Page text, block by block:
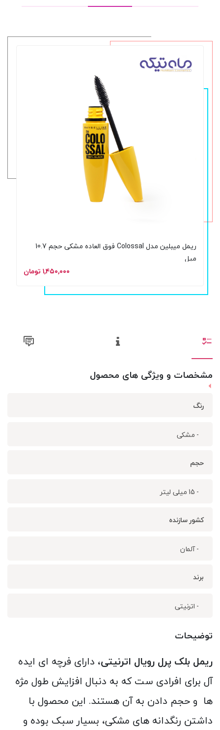
ریمل میبلین مدل Colossal فوق العاده مشکی حجم 10.7
میل
۱,۴۵۰,۰۰۰ تومان
مشخصات و ویژگی های محصول
رنگ
- مشکی
حجم
- 15 میلی لیتر
کشور سازنده
- آلمان
برند
- اترنیتی
توضیحات
ریمل بلک پرل رویال اترنیتی، دارای فرچه ای ایده
آل برای افرادی ست که به دنبال افزایش طول مژه
ها و حجم دادن به آن هستند. این محصول با
داشتن رنگدانه های مشکی، بسیار سبک بوده و